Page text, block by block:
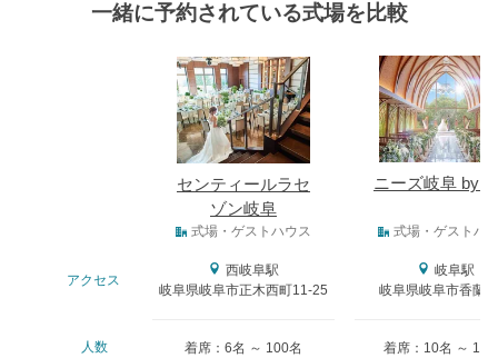
一緒に予約されている式場を比較
センティールラセ
ゾン岐阜
ニーズ岐阜 by
式場・ゲストハウス 式場・ゲストハ
アクセス
西岐阜駅
岐阜県岐阜市正木西町11-25
岐阜駅
岐阜県岐阜市香蘭
人数 着席：6名 ～ 100名 着席：10名 ～ 130